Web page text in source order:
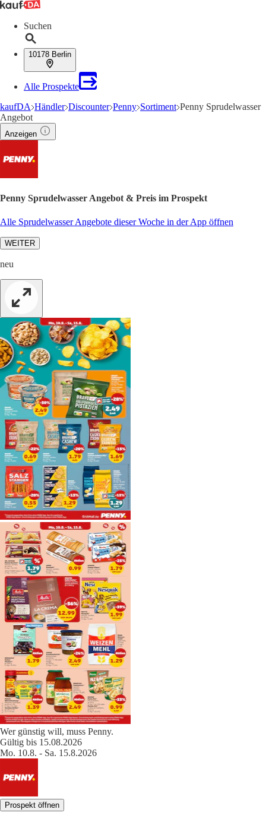
Suchen
10178 Berlin
Alle Prospekte
kaufDA Händler Discounter Penny Sortiment Penny Sprudelwasser
Angebot
Anzeigen
Penny Sprudelwasser Angebot & Preis im Prospekt
Alle Sprudelwasser Angebote dieser Woche in der App öffnen
WEITER
neu
Wer günstig will, muss Penny.
Gültig bis 15.08.2026
Mo. 10.8. - Sa. 15.8.2026
Prospekt öffnen